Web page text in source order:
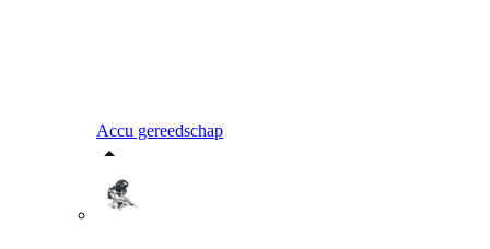
Accu gereedschap